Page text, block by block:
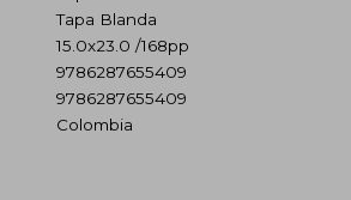
Tapa Blanda
15.0x23.0 /168pp
9786287655409
9786287655409
Colombia